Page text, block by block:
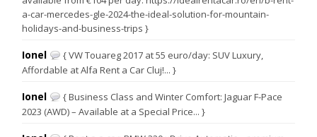
a-car-mercedes-gle-2024-the-ideal-solution-for-mountain-
holidays-and-business-trips }
Ionel
{ VW Touareg 2017 at 55 euro/day: SUV Luxury,
Affordable at Alfa Rent a Car Cluj!... }
Ionel
{ Business Class and Winter Comfort: Jaguar F-Pace
2023 (AWD) – Available at a Special Price... }